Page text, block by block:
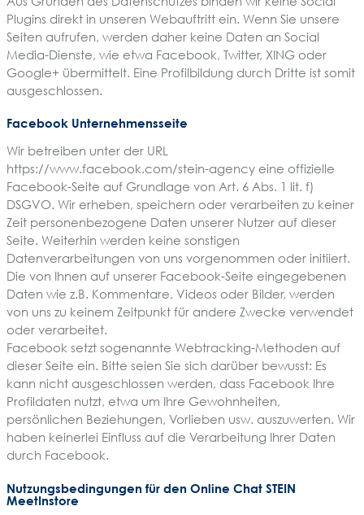
Plugins direkt in unseren Webauftritt ein. Wenn Sie unsere
Seiten aufrufen, werden daher keine Daten an Social
Media-Dienste, wie etwa Facebook, Twitter, XING oder
Google+ übermittelt. Eine Profilbildung durch Dritte ist somit
ausgeschlossen.
Facebook Unternehmensseite
Wir betreiben unter der URL
https://www.facebook.com/stein-agency eine offizielle
Facebook-Seite auf Grundlage von Art. 6 Abs. 1 lit. f)
DSGVO. Wir erheben, speichern oder verarbeiten zu keiner
Zeit personenbezogene Daten unserer Nutzer auf dieser
Seite. Weiterhin werden keine sonstigen
Datenverarbeitungen von uns vorgenommen oder initiiert.
Die von Ihnen auf unserer Facebook-Seite eingegebenen
Daten wie z.B. Kommentare, Videos oder Bilder, werden
von uns zu keinem Zeitpunkt für andere Zwecke verwendet
oder verarbeitet.
Facebook setzt sogenannte Webtracking-Methoden auf
dieser Seite ein. Bitte seien Sie sich darüber bewusst: Es
kann nicht ausgeschlossen werden, dass Facebook Ihre
Profildaten nutzt, etwa um Ihre Gewohnheiten,
persönlichen Beziehungen, Vorlieben usw. auszuwerten. Wir
haben keinerlei Einfluss auf die Verarbeitung Ihrer Daten
durch Facebook.
Nutzungsbedingungen für den Online Chat STEIN
MeetInstore